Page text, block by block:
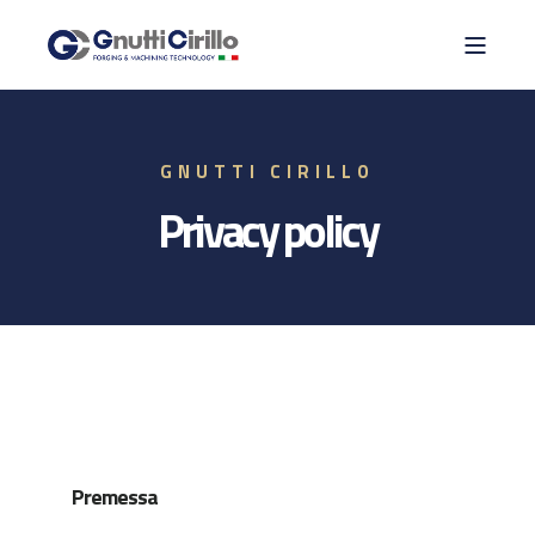
GNUTTI CIRILLO
Privacy policy
Premessa